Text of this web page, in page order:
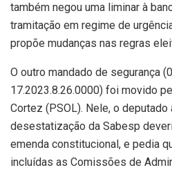
também negou uma liminar à
tramitação em regime de
propõe mudanças nas regras
O outro mandado de segurança
17.2023.8.26.0000) foi movido
Cortez (PSOL). Nele, o deputado
desestatização da Sabesp
emenda constitucional, e pedia
incluídas as Comissões de